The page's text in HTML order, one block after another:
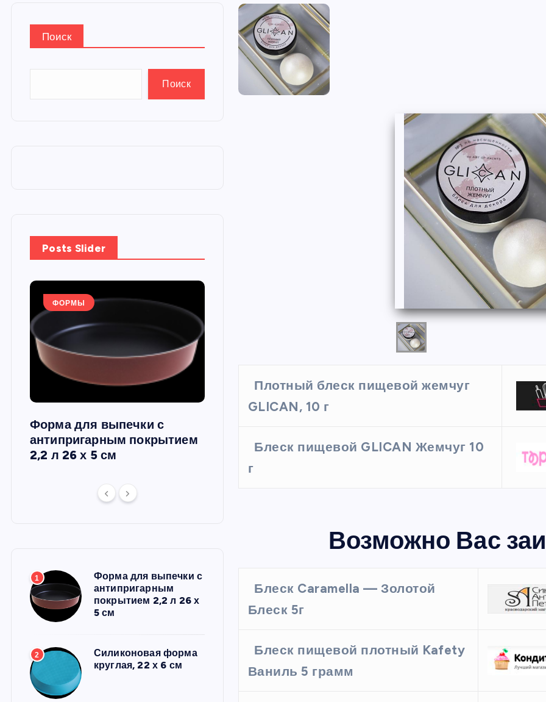
Поиск
Поиск
Posts Slider
ФОРМЫ
Форма для выпечки с
антипригарным покрытием
2,2 л 26 х 5 см
круглая, 22 х 6 см
выпечки 9 ячеек, рифленые
кексики
1
Форма для выпечки с
антипригарным
покрытием 2,2 л 26 х
5 см
2
Силиконовая форма
круглая, 22 х 6 см
Плотный блеск пищевой жемчуг
GLICAN, 10 г
Блеск пищевой GLICAN Жемчуг 10
г
Возможно Вас
Блеск Caramella — Золотой
Блеск 5г
Блеск пищевой плотный Kafety
Ваниль 5 грамм